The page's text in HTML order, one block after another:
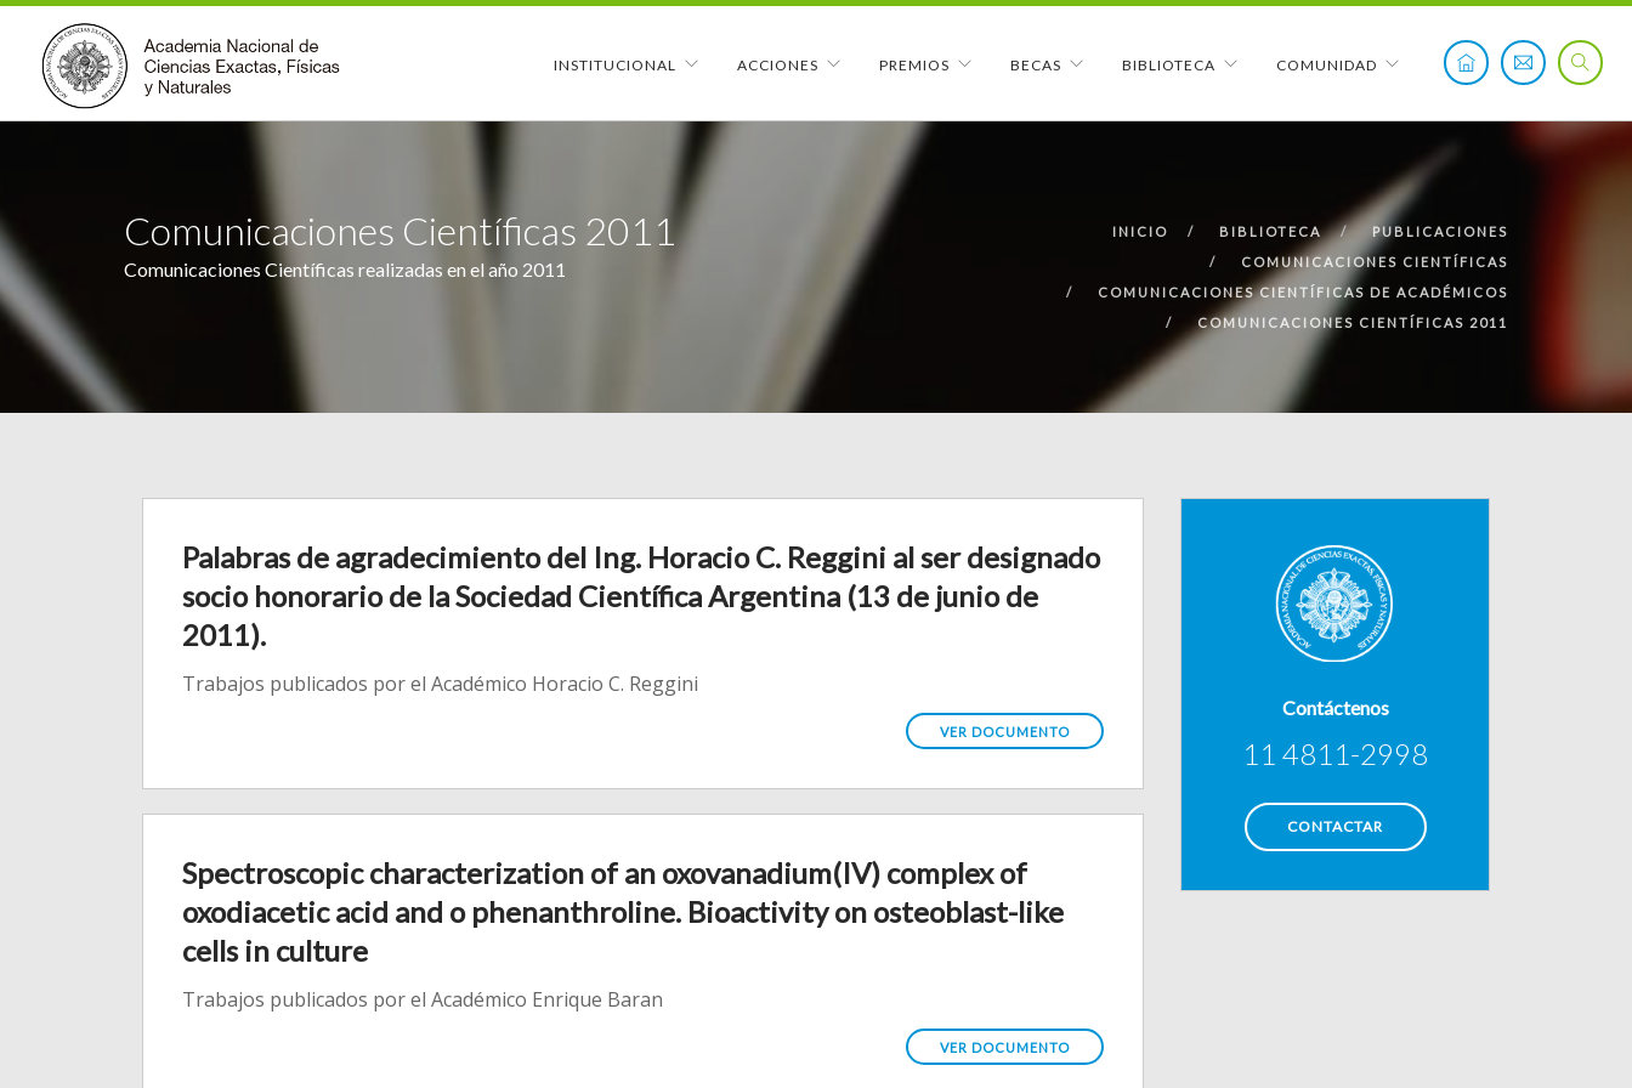
INSTITUCIONAL ACCIONES PREMIOS BECAS BIBLIOTECA COMUNIDAD
Comunicaciones Científicas 2011
Comunicaciones Científicas realizadas en el año 2011
INICIO BIBLIOTECA
PUBLICACIONES
COMUNICACIONES CIENTÍFICAS
COMUNICACIONES CIENTÍFICAS DE ACADÉMICOS
COMUNICACIONES CIENTÍFICAS 2011
Palabras de agradecimiento del Ing. Horacio C. Reggini al ser designado
socio honorario de la Sociedad Científica Argentina (13 de junio de
2011).
Trabajos publicados por el Académico Horacio C. Reggini
VER DOCUMENTO
Spectroscopic characterization of an oxovanadium(IV) complex of
oxodiacetic acid and o phenanthroline. Bioactivity on osteoblast-like
cells in culture
Trabajos publicados por el Académico Enrique Baran
VER DOCUMENTO
Contáctenos
11 4811-2998
CONTACTAR